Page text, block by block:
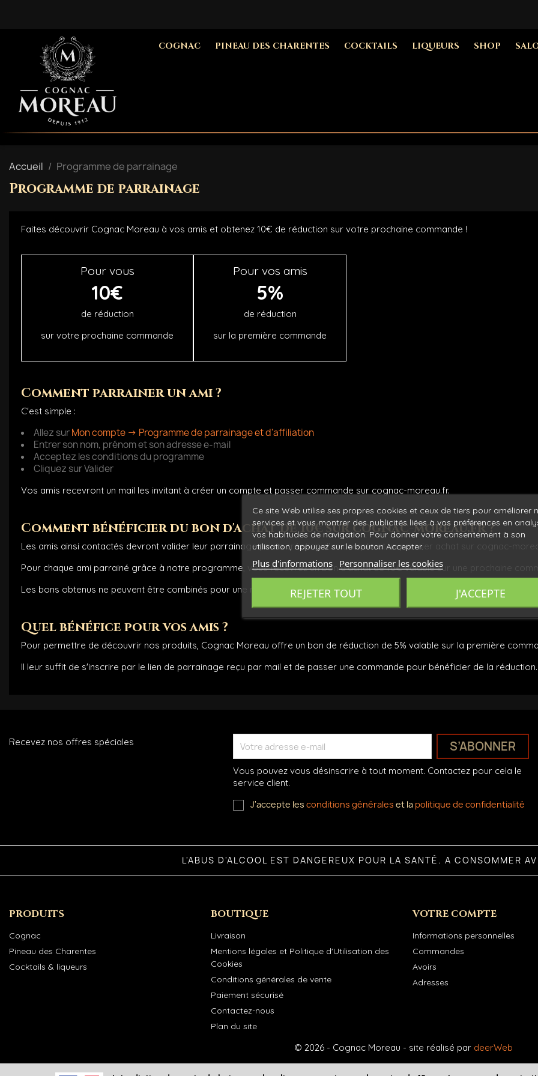
COGNAC PINEAU DES CHARENTES COCKTAILS LIQUEURS SHOP
Accueil Programme de parrainage
Programme de parrainage
Faites découvrir Cognac Moreau à vos amis et obtenez 10€ de réduction sur votre prochaine commande !
Pour vous
10€
de réduction
sur votre prochaine commande
Pour vos amis
5%
de réduction
sur la première commande
Comment parrainer un ami ?
C'est simple :
Allez surMon compte -> Programme de parrainage et d'affiliation
Entrer son nom, prénom et son adresse e-mail
Acceptez les conditions du programme
Cliquez sur Valider
Vos amis recevront un mail les invitant à créer un compte et passer commande sur cognac-moreau.fr.
Comment bénéficier du bon d'achat de 10€ sur cognac-moreau.fr ?
Les amis ainsi contactés devront valider leur parrainage par la création d'un compte et un premier achat sur cognac-
Pour chaque ami parrainé grâce à notre programme, vous recevrez un bon d'achat de 10€ valable sur une prochaine
Les bons obtenus ne peuvent être combinés pour une même commande.
Quel bénéfice pour vos amis ?
Pour permettre de découvrir nos produits, Cognac Moreau offre un bon de réduction de 5% valable sur la première
Il leur suffit de s'inscrire par le lien de parrainage reçu par mail et de passer une commande pour bénéficier de la réduction.
Recevez nos offres spéciales
Vous pouvez vous désinscrire à tout moment. Contactez pour cela le
service client.
J'accepte lesconditions générales et la politique de confidentialité
L'ABUS D'ALCOOL EST DANGEREUX POUR LA SANTÉ. A CONSOMMER
PRODUITS
Cognac
Pineau des Charentes
Cocktails & liqueurs
BOUTIQUE
Livraison
Mentions légales et Politique d'Utilisation des
Cookies
Conditions générales de vente
Paiement sécurisé
Contactez-nous
Plan du site
VOTRE COMPTE
Informations personnelles
Commandes
Avoirs
Adresses
Ce site Web utilise ses propres cookies et ceux de tiers pour améliorer
services et vous montrer des publicités liées à vos préférences en
vos habitudes de navigation. Pour donner votre consentement à son
utilisation, appuyez sur le bouton Accepter.
Plus d'informations Personnaliser les cookies
REJETER TOUT J'ACCEPTE
© 2026 - Cognac Moreau - site réalisé par deerWeb